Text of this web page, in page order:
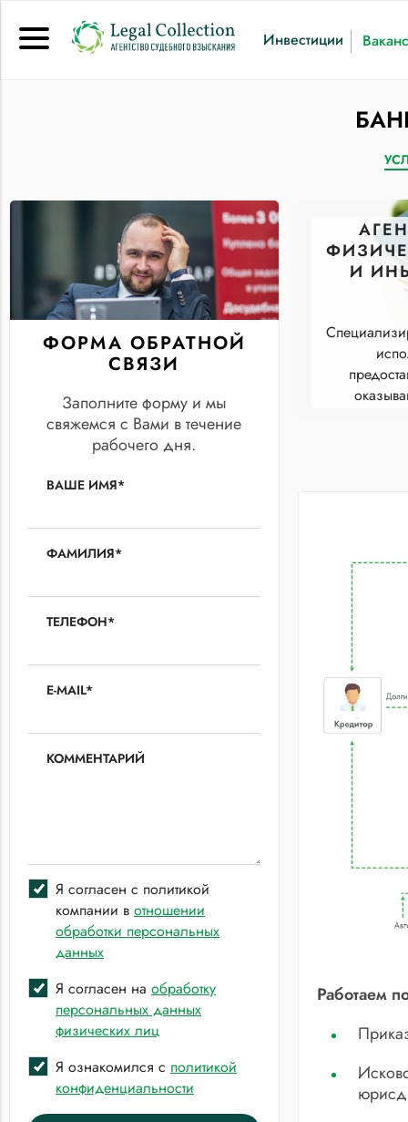
Инвестиции
ФОРМА ОБРАТНОЙ
СВЯЗИ
Заполните форму и мы
свяжемся с Вами в течение
рабочего дня.
ВАШЕ ИМЯ*
ФАМИЛИЯ*
ТЕЛЕФОН*
E-MAIL*
КОММЕНТАРИЙ
Я согласен с политикой
компании в отношении
обработки персональных
данных
Я согласен на обработку
персональных данных
физических лиц
Я ознакомился с политикой
конфиденциальности
И
Работаем